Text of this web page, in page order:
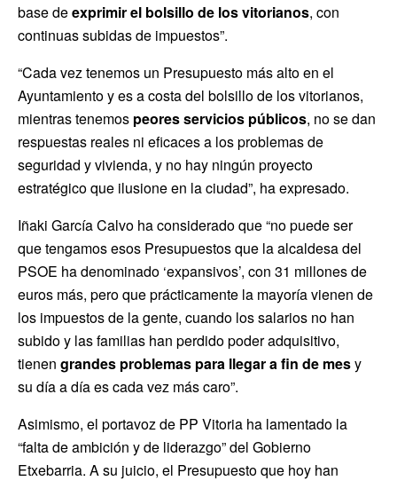
base deexprimir el bolsillo de los vitorianos, con
continuas subidas de impuestos”.
“Cada vez tenemos un Presupuesto más alto en el
Ayuntamiento y es a costa del bolsillo de los vitorianos,
mientras tenemos peores servicios públicos, no se dan
respuestas reales ni eficaces a los problemas de
seguridad y vivienda, y no hay ningún proyecto
estratégico que ilusione en la ciudad”, ha expresado.
Iñaki García Calvo ha considerado que “no puede ser
que tengamos esos Presupuestos que la alcaldesa del
PSOE ha denominado ‘expansivos’, con 31 millones de
euros más, pero que prácticamente la mayoría vienen de
los impuestos de la gente, cuando los salarios no han
subido y las familias han perdido poder adquisitivo,
tienen grandes problemas para llegar a fin de mesy
su día a día es cada vez más caro”.
Asimismo, el portavoz de PP Vitoria ha lamentado la
“falta de ambición y de liderazgo” del Gobierno
Etxebarria. A su juicio, el Presupuesto que hoy han